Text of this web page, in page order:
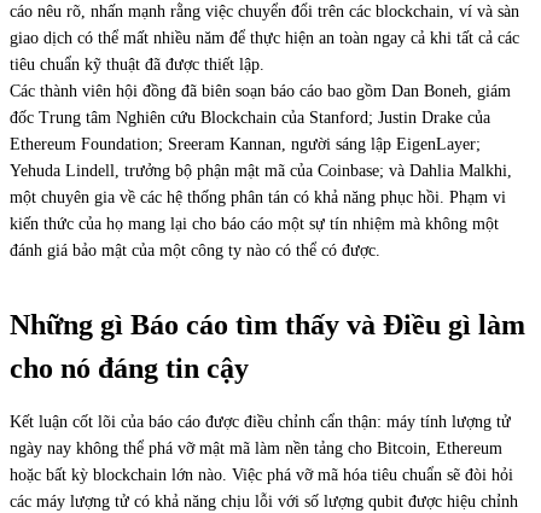
cáo nêu rõ, nhấn mạnh rằng việc chuyển đổi trên các blockchain, ví và sàn
giao dịch có thể mất nhiều năm để thực hiện an toàn ngay cả khi tất cả các
tiêu chuẩn kỹ thuật đã được thiết lập.
Các thành viên hội đồng đã biên soạn báo cáo bao gồm Dan Boneh, giám
đốc Trung tâm Nghiên cứu Blockchain của Stanford; Justin Drake của
Ethereum Foundation; Sreeram Kannan, người sáng lập EigenLayer;
Yehuda Lindell, trưởng bộ phận mật mã của Coinbase; và Dahlia Malkhi,
một chuyên gia về các hệ thống phân tán có khả năng phục hồi. Phạm vi
kiến thức của họ mang lại cho báo cáo một sự tín nhiệm mà không một
đánh giá bảo mật của một công ty nào có thể có được.
Những gì Báo cáo tìm thấy và Điều gì làm
cho nó đáng tin cậy
Kết luận cốt lõi của báo cáo được điều chỉnh cẩn thận: máy tính lượng tử
ngày nay không thể phá vỡ mật mã làm nền tảng cho Bitcoin, Ethereum
hoặc bất kỳ blockchain lớn nào. Việc phá vỡ mã hóa tiêu chuẩn sẽ đòi hỏi
các máy lượng tử có khả năng chịu lỗi với số lượng qubit được hiệu chỉnh